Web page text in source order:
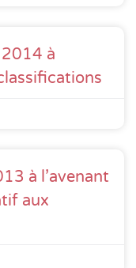
à
à l’avenant
aux